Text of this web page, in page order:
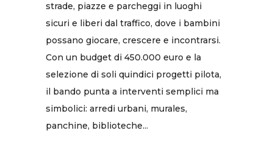
strade, piazze e parcheggi in luoghi
sicuri e liberi dal traffico, dove i bambini
possano giocare, crescere e incontrarsi.
Con un budget di 450.000 euro e la
selezione di soli quindici progetti pilota,
il bando punta a interventi semplici ma
simbolici: arredi urbani, murales,
panchine, biblioteche...